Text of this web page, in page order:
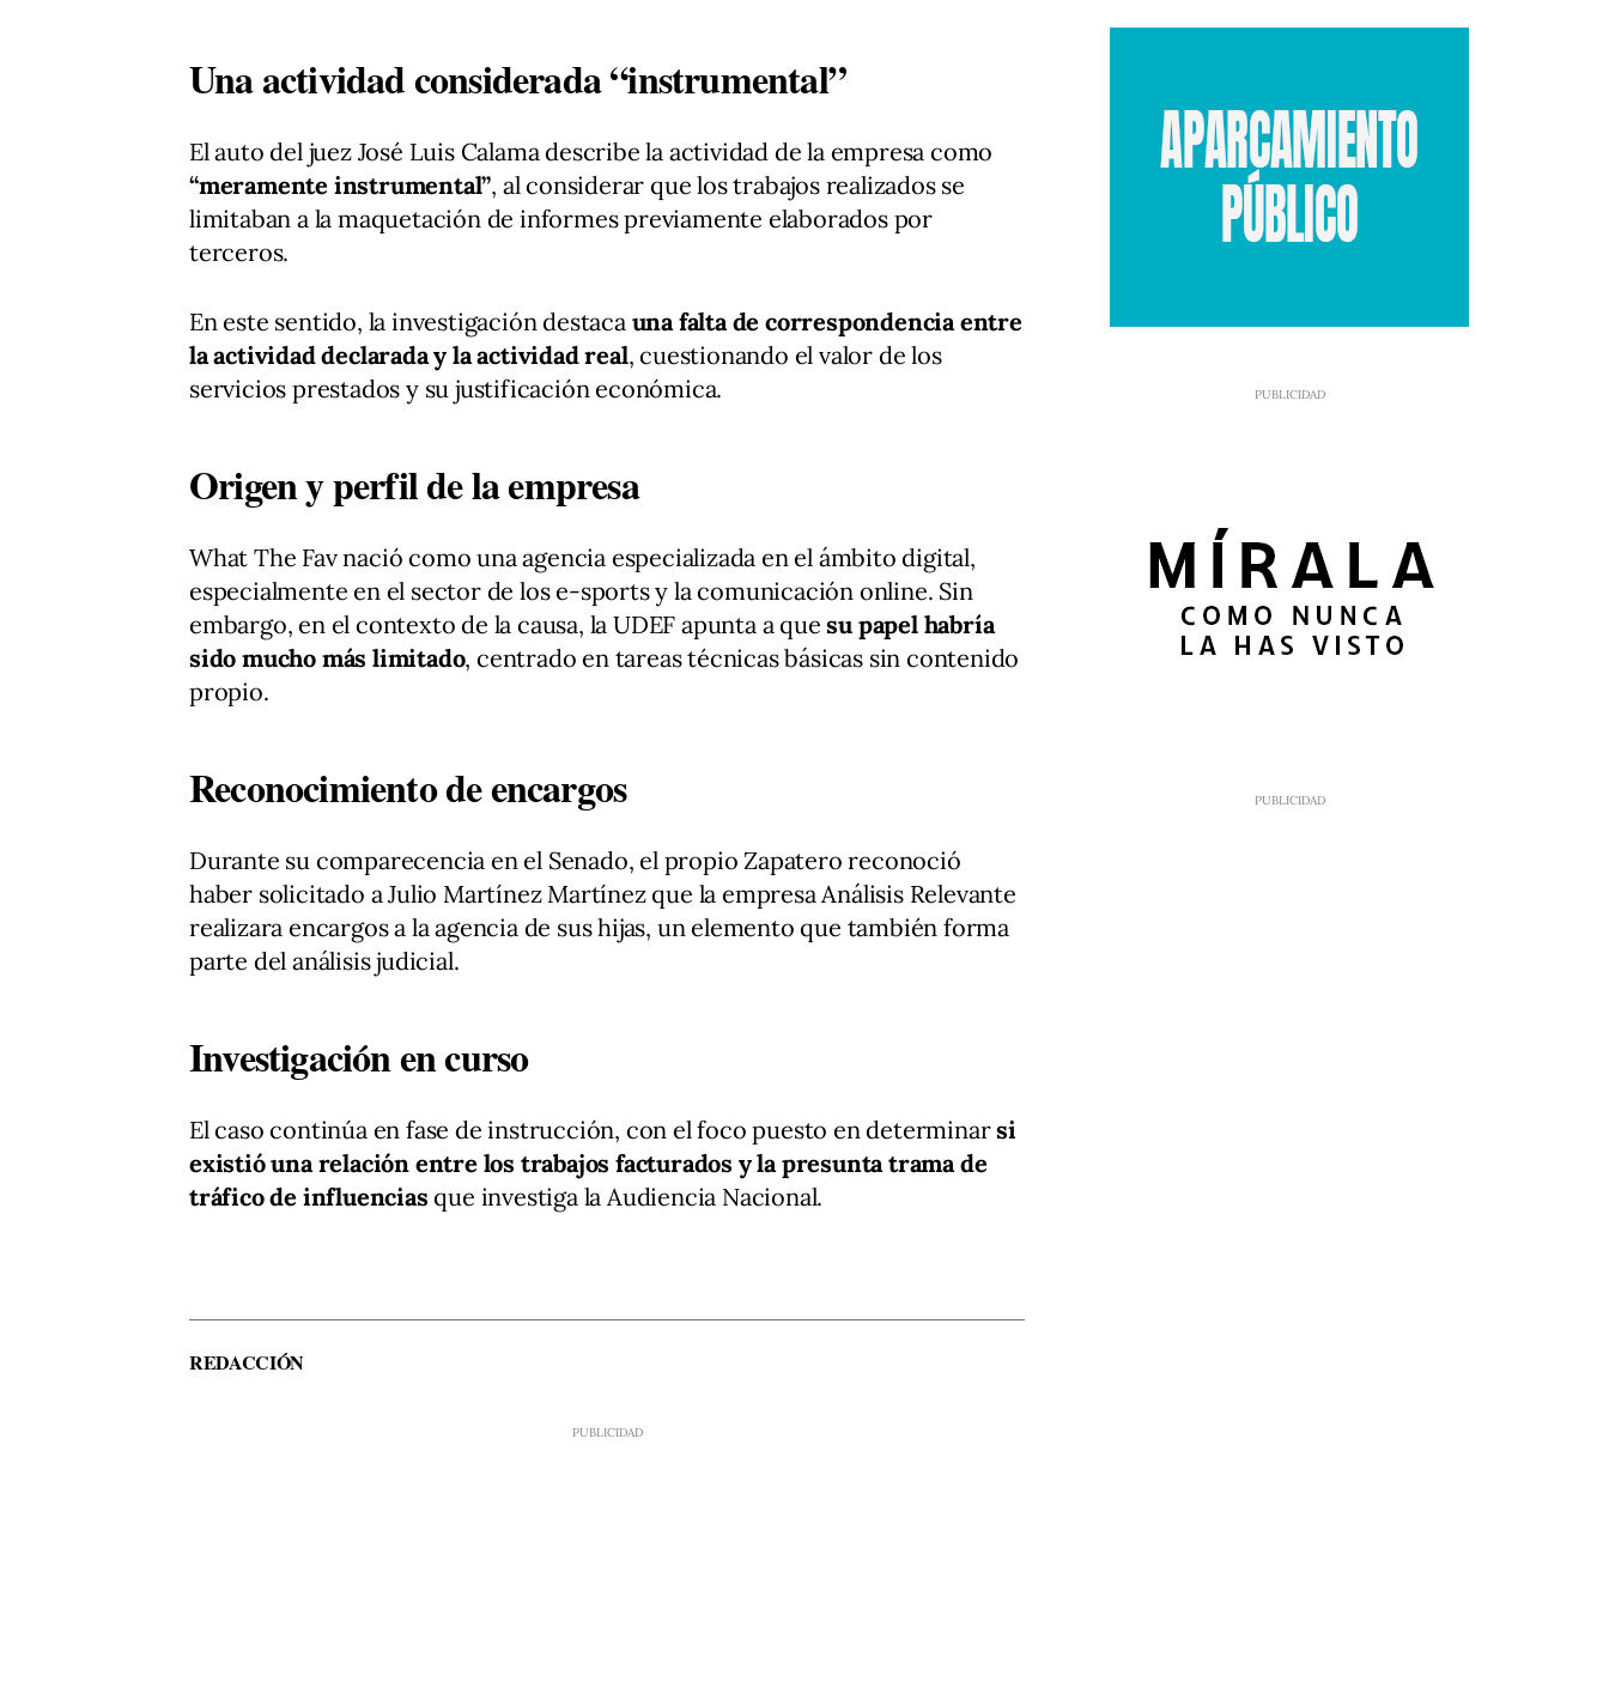
Una actividad considerada “instrumental”
El auto del juez José Luis Calama describe la actividad de la empresa como
“meramente instrumental”, al considerar que los trabajos realizados se
limitaban a la maquetación de informes previamente elaborados por
terceros.
En este sentido, la investigación destaca una falta de correspondencia entre
la actividad declarada y la actividad real, cuestionando el valor de los
servicios prestados y su justificación económica.
Origen y perfil de la empresa
What The Fav nació como una agencia especializada en el ámbito digital,
especialmente en el sector de los e-sports y la comunicación online. Sin
embargo, en el contexto de la causa, la UDEF apunta a quesu papel habría
sido mucho más limitado, centrado en tareas técnicas básicas sin contenido
propio.
Reconocimiento de encargos
Durante su comparecencia en el Senado, el propio Zapatero reconoció
haber solicitado a Julio Martínez Martínez que la empresa Análisis Relevante
realizara encargos a la agencia de sus hijas, un elemento que también forma
parte del análisis judicial.
Investigación en curso
El caso continúa en fase de instrucción, con el foco puesto en determinarsi
existió una relación entre los trabajos facturados y la presunta trama de
tráfico de influencias que investiga la Audiencia Nacional.
REDACCIÓN